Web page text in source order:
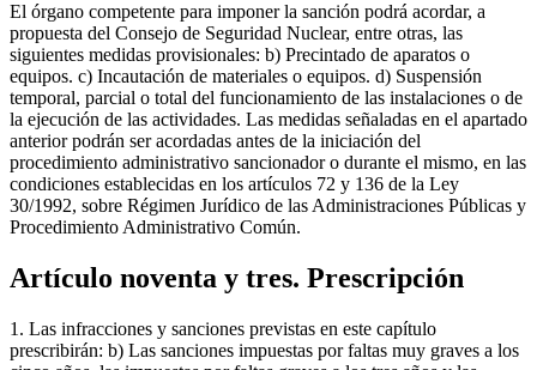
El órgano competente para imponer la sanción podrá acordar, a
propuesta del Consejo de Seguridad Nuclear, entre otras, las
siguientes medidas provisionales: b) Precintado de aparatos o
equipos. c) Incautación de materiales o equipos. d) Suspensión
temporal, parcial o total del funcionamiento de las instalaciones o de
la ejecución de las actividades. Las medidas señaladas en el apartado
anterior podrán ser acordadas antes de la iniciación del
procedimiento administrativo sancionador o durante el mismo, en las
condiciones establecidas en los artículos 72 y 136 de la Ley
30/1992, sobre Régimen Jurídico de las Administraciones Públicas y
Procedimiento Administrativo Común.
Artículo noventa y tres. Prescripción
1. Las infracciones y sanciones previstas en este capítulo
prescribirán: b) Las sanciones impuestas por faltas muy graves a los